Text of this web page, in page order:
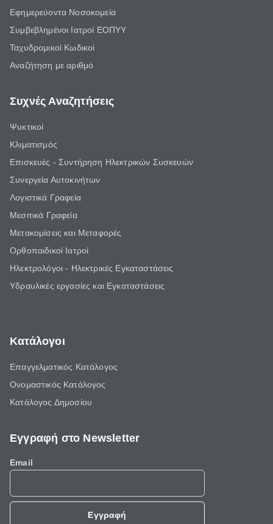
Εφημερεύοντα Νοσοκομεία
Συμβεβλημένοι Ιατροί ΕΟΠΥΥ
Ταχυδρομικοί Κωδικοί
Αναζήτηση με αριθμό
Συχνές Αναζητήσεις
Ψυκτικοί
Κλιματισμός
Επισκευές - Συντήρηση Ηλεκτρικών Συσκευών
Συνεργεία Αυτοκινήτων
Λογιστικά Γραφεία
Μεσιτικά Γραφεία
Μετακομίσεις και Μεταφορές
Ορθοπαιδικοί Ιατροί
Ηλεκτρολόγοι - Ηλεκτρικές Εγκαταστάσεις
Υδραυλικές εργασίες και Εγκαταστάσεις
Κατάλογοι
Επαγγελματικός Κατάλογος
Ονομαστικός Κατάλογος
Κατάλογος Δημοσίου
Εγγραφή στο Newsletter
Email
Εγγραφή